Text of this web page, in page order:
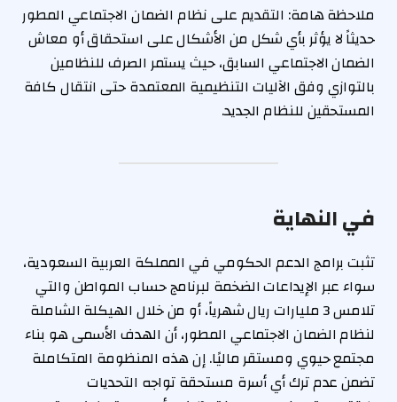
ملاحظة هامة: التقديم على نظام الضمان الاجتماعي المطور
حديثاً لا يؤثر بأي شكل من الأشكال على استحقاق أو معاش
الضمان الاجتماعي السابق، حيث يستمر الصرف للنظامين
بالتوازي وفق الآليات التنظيمية المعتمدة حتى انتقال كافة
المستحقين للنظام الجديد.
في النهاية
تثبت برامج الدعم الحكومي في المملكة العربية السعودية،
سواء عبر الإيداعات الضخمة لبرنامج حساب المواطن والتي
تلامس 3 مليارات ريال شهرياً، أو من خلال الهيكلة الشاملة
لنظام الضمان الاجتماعي المطور، أن الهدف الأسمى هو بناء
مجتمع حيوي ومستقر ماليًا. إن هذه المنظومة المتكاملة
تضمن عدم ترك أي أسرة مستحقة تواجه التحديات